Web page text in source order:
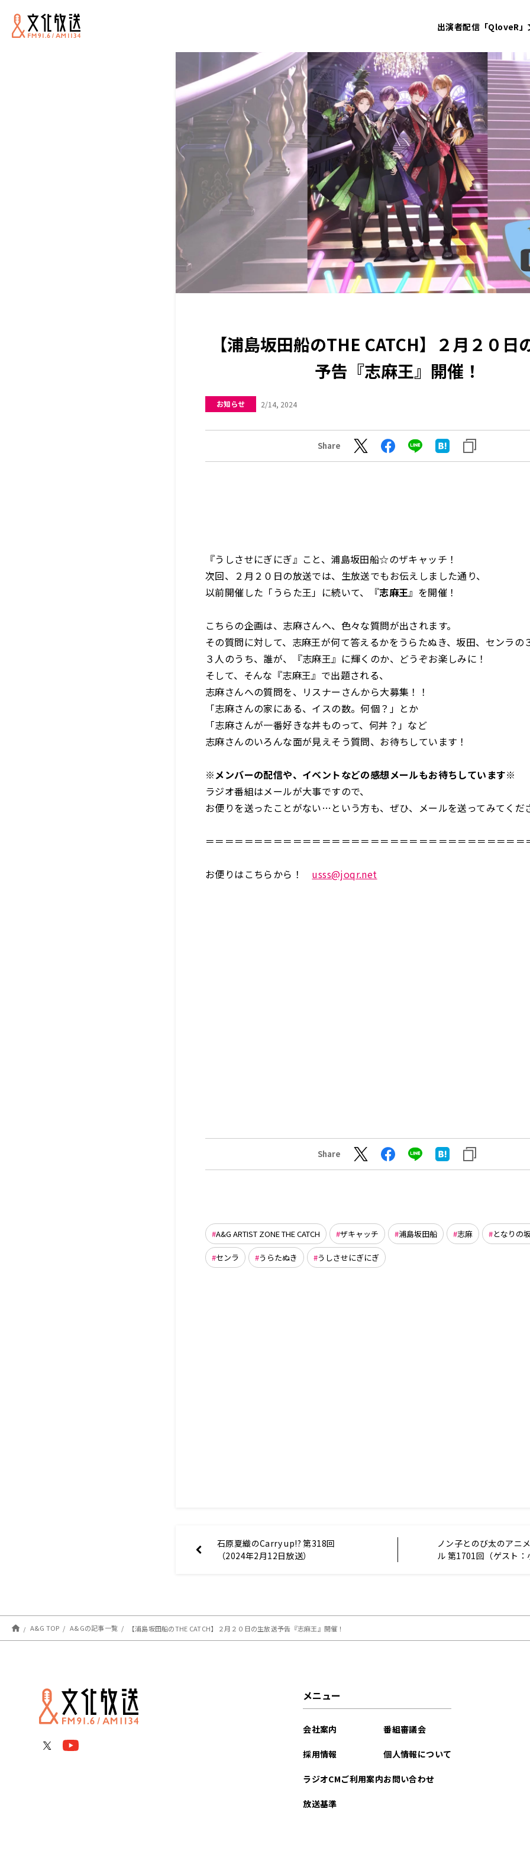
出演者配信「QloveR」
【浦島坂田船のTHE CATCH】２月２０日
予告『志麻王』開催！
お知らせ 2/14, 2024
Share
『うしさせにぎにぎ』こと、浦島坂田船☆のザキャッチ！
次回、２月２０日の放送では、生放送でもお伝えしました通り、
以前開催した「うらた王」に続いて、『志麻王』を開催！
こちらの企画は、志麻さんへ、色々な質問が出されます。
その質問に対して、志麻王が何て答えるかをうらたぬき、坂田、センラの
３人のうち、誰が、『志麻王』に輝くのか、どうぞお楽しみに！
そして、そんな『志麻王』で出題される、
志麻さんへの質問を、リスナーさんから大募集！！
「志麻さんの家にある、イスの数。何個？」とか
「志麻さんが一番好きな丼ものって、何丼？」など
志麻さんのいろんな面が見えそう質問、お待ちしています！
※メンバーの配信や、イベントなどの感想メールもお待ちしています※
ラジオ番組はメールが大事ですので、
お便りを送ったことがない…という方も、ぜひ、メールを送ってみてくだ
＝＝＝＝＝＝＝＝＝＝＝＝＝＝＝＝＝＝＝＝＝＝＝＝＝＝＝＝＝＝＝＝＝
お便りはこちらから！ usss@joqr.net
Share
A&G ARTIST ZONE THE CATCH ザキャッチ 浦島坂田船 志麻 となりの
センラ うらたぬき うしさせにぎにぎ
石原夏織のCarry up!? 第318回
（2024年2月12日放送）
ノン子とのび太のアニ
ル 第1701回（ゲスト
A&G TOP A&Gの記事一覧 【浦島坂田船のTHE CATCH】２月２０日の生放送予告『志麻王』開催！
メニュー
会社案内
採用情報
ラジオCMご利用案内
放送基準
番組審議会
個人情報について
お問い合わせ